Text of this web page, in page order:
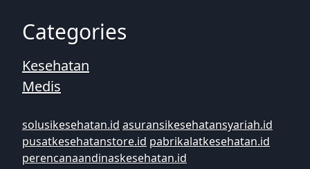
Categories
Kesehatan
Medis
solusikesehatan.id asuransikesehatansyariah.id
pusatkesehatanstore.id pabrikalatkesehatan.id
perencanaandinaskesehatan.id